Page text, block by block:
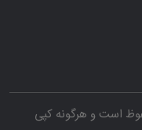
است و هرگونه کپی